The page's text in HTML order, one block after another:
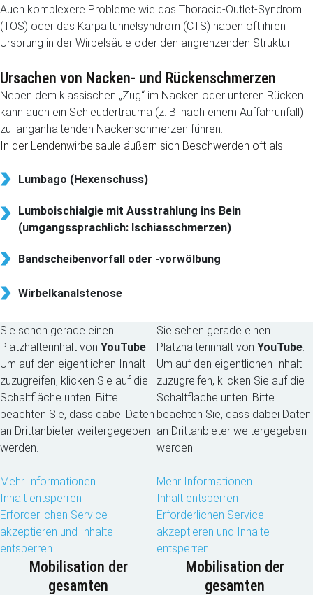
Auch komplexere Probleme wie das Thoracic-Outlet-Syndrom
(TOS) oder das Karpaltunnelsyndrom (CTS) haben oft ihren
Ursprung in der Wirbelsäule oder den angrenzenden Struktur.
Ursachen von Nacken- und Rückenschmerzen
Neben dem klassischen „Zug“ im Nacken oder unteren Rücken
kann auch ein Schleudertrauma (z. B. nach einem Auffahrunfall)
zu langanhaltenden Nackenschmerzen führen.
In der Lendenwirbelsäule äußern sich Beschwerden oft als:
Lumbago (Hexenschuss)
Lumboischialgie mit Ausstrahlung ins Bein
(umgangssprachlich: Ischiasschmerzen)
Bandscheibenvorfall oder -vorwölbung
Wirbelkanalstenose
Sie sehen gerade einen
Platzhalterinhalt von YouTube.
Um auf den eigentlichen Inhalt
zuzugreifen, klicken Sie auf die
Schaltfläche unten. Bitte
beachten Sie, dass dabei Daten
an Drittanbieter weitergegeben
werden.
Mehr Informationen
Inhalt entsperren
Erforderlichen Service
akzeptieren und Inhalte
entsperren
Mobilisation der
gesamten
Sie sehen gerade einen
Platzhalterinhalt von YouTube.
Um auf den eigentlichen Inhalt
zuzugreifen, klicken Sie auf die
Schaltfläche unten. Bitte
beachten Sie, dass dabei Daten
an Drittanbieter weitergegeben
werden.
Mehr Informationen
Inhalt entsperren
Erforderlichen Service
akzeptieren und Inhalte
entsperren
Mobilisation der
gesamten